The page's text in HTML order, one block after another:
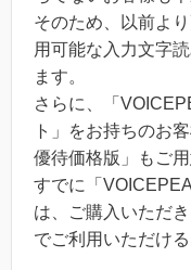
そのため、以前よ
用可能な入力文字
ます。
さらに、「
ト」をお持ちのお
優待価格版」もご用
すでに「
は、ご購入いただ
でご利用いただけ